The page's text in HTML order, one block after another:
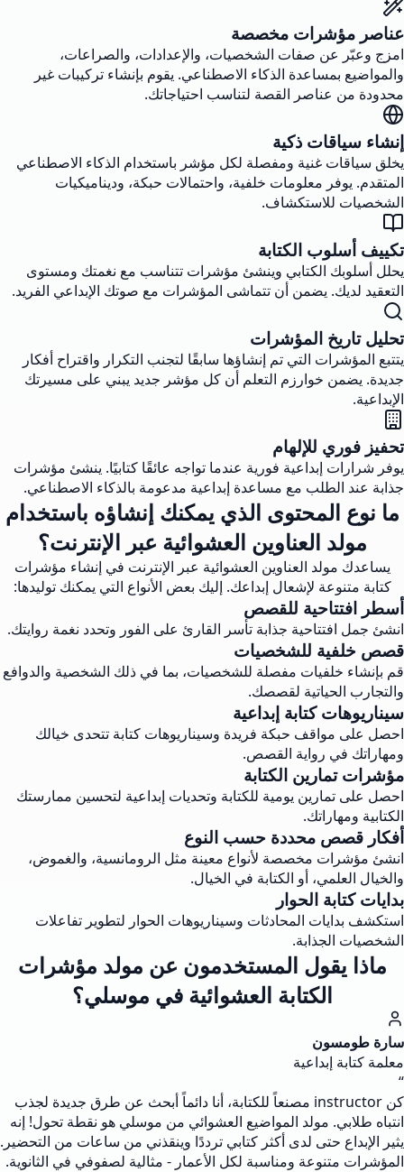
عناصر مؤشرات مخصصة
امزج وعبّر عن صفات الشخصيات، والإعدادات، والصراعات،
والمواضيع بمساعدة الذكاء الاصطناعي. يقوم بإنشاء تركيبات غير
محدودة من عناصر القصة لتناسب احتياجاتك.
إنشاء سياقات ذكية
يخلق سياقات غنية ومفصلة لكل مؤشر باستخدام الذكاء الاصطناعي
المتقدم. يوفر معلومات خلفية، واحتمالات حبكة، وديناميكيات
الشخصيات للاستكشاف.
تكييف أسلوب الكتابة
يحلل أسلوبك الكتابي وينشئ مؤشرات تتناسب مع نغمتك ومستوى
التعقيد لديك. يضمن أن تتماشى المؤشرات مع صوتك الإبداعي الفريد.
تحليل تاريخ المؤشرات
يتتبع المؤشرات التي تم إنشاؤها سابقًا لتجنب التكرار واقتراح أفكار
جديدة. يضمن خوارزم التعلم أن كل مؤشر جديد يبني على مسيرتك
الإبداعية.
تحفيز فوري للإلهام
يوفر شرارات إبداعية فورية عندما تواجه عائقًا كتابيًا. ينشئ مؤشرات
جذابة عند الطلب مع مساعدة إبداعية مدعومة بالذكاء الاصطناعي.
ما نوع المحتوى الذي يمكنك إنشاؤه باستخدام
مولد العناوين العشوائية عبر الإنترنت؟
يساعدك مولد العناوين العشوائية عبر الإنترنت في إنشاء مؤشرات
كتابة متنوعة لإشعال إبداعك. إليك بعض الأنواع التي يمكنك توليدها:
أسطر افتتاحية للقصص
انشئ جمل افتتاحية جذابة تأسر القارئ على الفور وتحدد نغمة روايتك.
قصص خلفية للشخصيات
قم بإنشاء خلفيات مفصلة للشخصيات، بما في ذلك الشخصية والدوافع
والتجارب الحياتية لقصصك.
سيناريوهات كتابة إبداعية
احصل على مواقف حبكة فريدة وسيناريوهات كتابة تتحدى خيالك
ومهاراتك في رواية القصص.
مؤشرات تمارين الكتابة
احصل على تمارين يومية للكتابة وتحديات إبداعية لتحسين ممارستك
الكتابية ومهاراتك.
أفكار قصص محددة حسب النوع
انشئ مؤشرات مخصصة لأنواع معينة مثل الرومانسية، والغموض،
والخيال العلمي، أو الكتابة في الخيال.
بدايات كتابة الحوار
استكشف بدايات المحادثات وسيناريوهات الحوار لتطوير تفاعلات
الشخصيات الجذابة.
ماذا يقول المستخدمون عن مولد مؤشرات
الكتابة العشوائية في موسلي؟
سارة طومسون
معلمة كتابة إبداعية
“
كن instructor مصنعاً للكتابة، أنا دائماً أبحث عن طرق جديدة لجذب
انتباه طلابي. مولد المواضيع العشوائي من موسلي هو نقطة تحول! إنه
يثير الإبداع حتى لدى أكثر كتابي ترددًا وينقذني من ساعات من التحضير.
المؤشرات متنوعة ومناسبة لكل الأعمار - مثالية لصفوفي في الثانوية.